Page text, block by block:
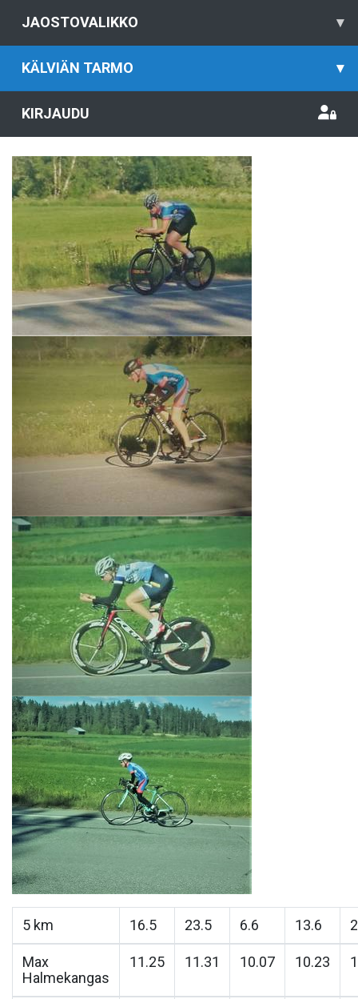
JAOSTOVALIKKO ▾
KÄLVIÄN TARMO ▾
KIRJAUDU
5 km 16.5 23.5 6.6 13.6
Max
Halmekangas
11.25 11.31 10.07 10.23